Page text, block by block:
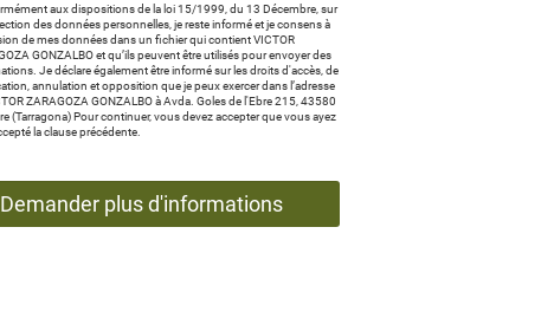
aux dispositions de la loi 15/1999, du 13 Décembre, sur
des données personnelles, je reste informé et je consens à
de mes données dans un fichier qui contient VICTOR
GONZALBO et qu’ils peuvent être utilisés pour envoyer des
Je déclare également être informé sur les droits d'accès, de
annulation et opposition que je peux exercer dans l’adresse
ZARAGOZA GONZALBO à Avda. Goles de l'Ebre 215, 43580
(Tarragona) Pour continuer, vous devez accepter que vous ayez
la clause précédente.